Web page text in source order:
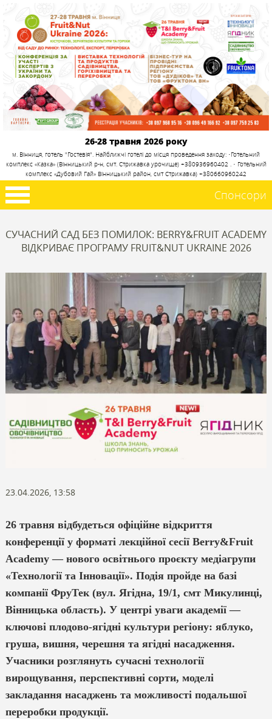
26-28 травня 2026 року
м. Вінниця, готель "Гостевія". Найближчі готелі до місця проведення заходу: •Готельний
комплекс «Казка» (Вінницький р-н, смт. Стрижавка урочище) +380936960402 . • Готельний
комплекс «Дубовий Гай» Вінницький район, смт Стрижавка) +380660960242
Спонсори
СУЧАСНИЙ САД БЕЗ ПОМИЛОК: BERRY&FRUIT ACADEMY
ВІДКРИВАЄ ПРОГРАМУ FRUIT&NUT UKRAINE 2026
23.04.2026, 13:58
26 травня відбудеться офіційне відкриття
конференції у форматі лекційної сесії Berry&Fruit
Academy — нового освітнього проєкту медіагрупи
«Технології та Інновації». Подія пройде на базі
компанії ФруТек (вул. Ягідна, 19/1, смт Микулинці,
Вінницька область). У центрі уваги академії —
ключові плодово-ягідні культури регіону: яблуко,
груша, вишня, черешня та ягідні насадження.
Учасники розглянуть сучасні технології
вирощування, перспективні сорти, моделі
закладання насаджень та можливості подальшої
переробки продукції.